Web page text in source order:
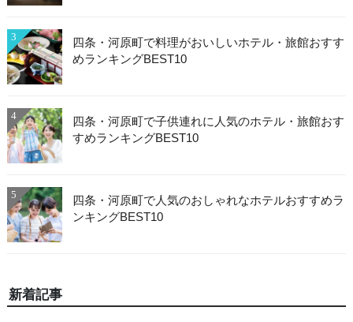
3
四条・河原町で料理がおいしいホテル・旅館おすす
めランキングBEST10
4
四条・河原町で子供連れに人気のホテル・旅館おす
すめランキングBEST10
5
四条・河原町で人気のおしゃれなホテルおすすめラ
ンキングBEST10
新着記事